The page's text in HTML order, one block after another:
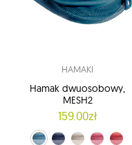
HAMAKI
Hamak dwuosobowy,
MESH2
159.00zł
(MESH2-40)
Granatowy (MESH2-42)
piaskowy (MESH2-44)
różowy (MESH2-45)
Czerwony